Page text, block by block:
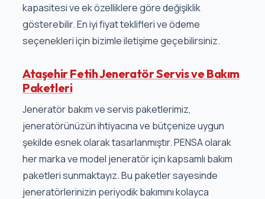
kapasitesi ve ek özelliklere göre değişiklik
gösterebilir. En iyi fiyat teklifleri ve ödeme
seçenekleri için bizimle iletişime geçebilirsiniz.
Ataşehir Fetih Jeneratör Servis ve Bakım
Paketleri
Jeneratör bakım ve servis paketlerimiz,
jeneratörünüzün ihtiyacına ve bütçenize uygun
şekilde esnek olarak tasarlanmıştır. PENSA olarak
her marka ve model jeneratör için kapsamlı bakım
paketleri sunmaktayız. Bu paketler sayesinde
jeneratörlerinizin periyodik bakımını kolayca